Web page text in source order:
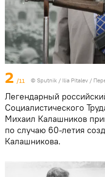
2 /11 © Sputnik / Ilia Pitalev /
Легендарный
Социалистического
Михаил Калашников
по случаю 60-летия
Калашникова.